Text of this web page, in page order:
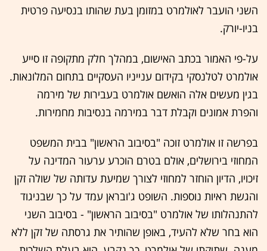
השני הועבר לאולמרט במזומן בעת שהותו בנסיעה פרטית
בניו-יורק.
על-פי האמור בכתב האישום, במהלך חלק מתקופה זו סייע
אולמרט לטלנסקי בקידום ענייניו העסקיים בתחום המלונאות.
בגין מעשים אלה הואשם אולמרט בעבירות של מירמה
והפרת אמונים וקבלת דבר במירמה בנסיבות מחמירות.
בפרשה זו אולמרט זוכה "בסיבוב הראשון" בבית המשפט
המחוזי בירושלים, אולם בטרם הוכרע ערעור המדינה על
זיכויו, הדיון הוחזר למחוזי לצורך שמיעת עדותה של שולה זקן
והגשת ראיות נוספות. השופט ג'ובראן עמד על כך שבניגוד
להתנהלותו של אולמרט "בסיבוב הראשון" - בסיבוב השני
הוא בחר שלא להעיד, באופן שהותיר את גרסתה של זקן ללא